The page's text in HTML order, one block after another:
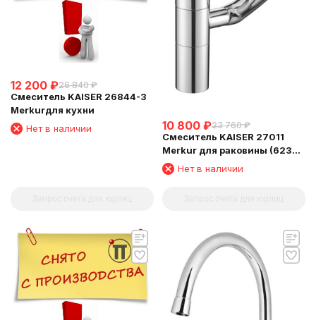
12 200 ₽26 840 ₽
Смеситель KAISER 26844-3
Merkurдля кухни
Нет в наличии
10 800 ₽23 760 ₽
Смеситель KAISER 27011
Merkur для раковины (6239
Картридж )
Нет в наличии